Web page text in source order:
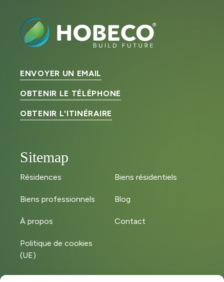
ENVOYER UN EMAIL
OBTENIR LE TÉLÉPHONE
OBTENIR L'ITINÉRAIRE
Sitemap
Résidences Biens résidentiels
Biens professionnels Blog
À propos Contact
Politique de cookies
(UE)